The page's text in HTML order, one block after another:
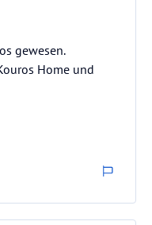
gewesen.
Home und
schön mit
ich im Ausland
einfach eine hohe